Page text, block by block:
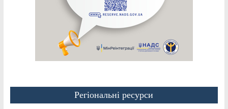
Регіональні ресурси